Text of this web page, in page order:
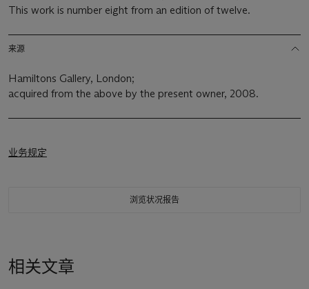
This work is number eight from an edition of twelve.
来源
Hamiltons Gallery, London;
acquired from the above by the present owner, 2008.
业务规定
浏览状况报告
相关文章